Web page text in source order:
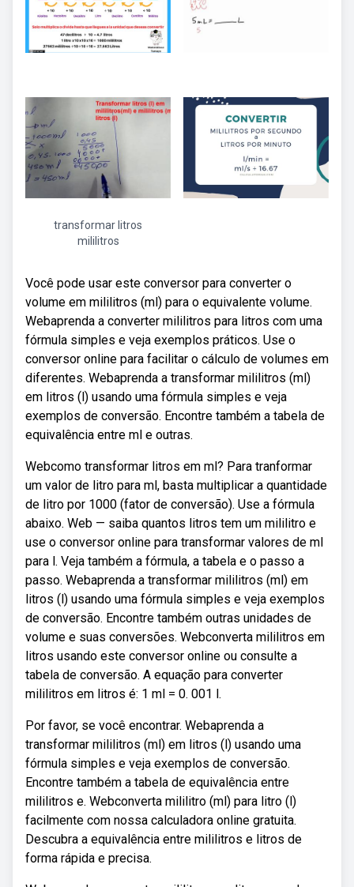
transformar litros
mililitros
Você pode usar este conversor para converter o
volume em mililitros (ml) para o equivalente volume.
Webaprenda a converter mililitros para litros com uma
fórmula simples e veja exemplos práticos. Use o
conversor online para facilitar o cálculo de volumes em
diferentes. Webaprenda a transformar mililitros (ml)
em litros (l) usando uma fórmula simples e veja
exemplos de conversão. Encontre também a tabela de
equivalência entre ml e outras.
Webcomo transformar litros em ml? Para tranformar
um valor de litro para ml, basta multiplicar a quantidade
de litro por 1000 (fator de conversão). Use a fórmula
abaixo. Web — saiba quantos litros tem um mililitro e
use o conversor online para transformar valores de ml
para l. Veja também a fórmula, a tabela e o passo a
passo. Webaprenda a transformar mililitros (ml) em
litros (l) usando uma fórmula simples e veja exemplos
de conversão. Encontre também outras unidades de
volume e suas conversões. Webconverta mililitros em
litros usando este conversor online ou consulte a
tabela de conversão. A equação para converter
mililitros em litros é: 1 ml = 0. 001 l.
Por favor, se você encontrar. Webaprenda a
transformar mililitros (ml) em litros (l) usando uma
fórmula simples e veja exemplos de conversão.
Encontre também a tabela de equivalência entre
mililitros e. Webconverta mililitro (ml) para litro (l)
facilmente com nossa calculadora online gratuita.
Descubra a equivalência entre mililitros e litros de
forma rápida e precisa.